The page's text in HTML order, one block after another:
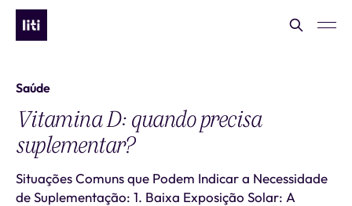
Saúde
Vitamina D: quando precisa
suplementar?
Situações Comuns que Podem Indicar a Necessidade
de Suplementação: 1. Baixa Exposição Solar: A